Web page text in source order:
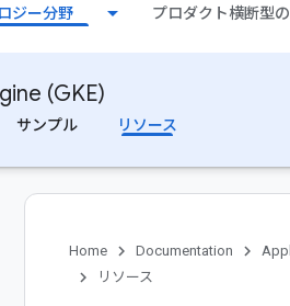
ジー分野 プロダクト横断型
(GKE)
サンプル リソース
Home
Documentation
リソース